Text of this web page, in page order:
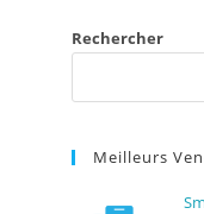
Rechercher
Meilleurs